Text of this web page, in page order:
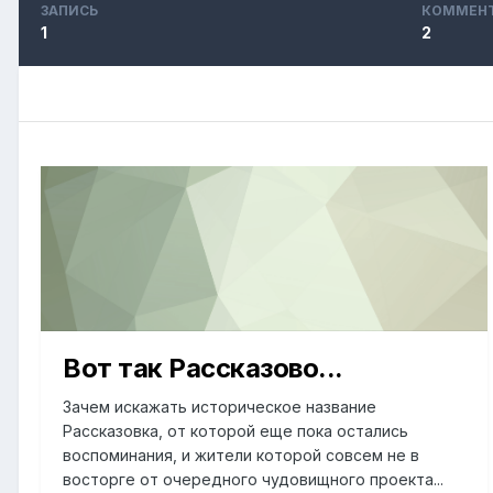
ЗАПИСЬ
1 2
Вот так Рассказово...
Зачем искажать историческое название
Рассказовка, от которой еще пока остались
воспоминания, и жители которой совсем не в
восторге от очередного чудовищного проекта...